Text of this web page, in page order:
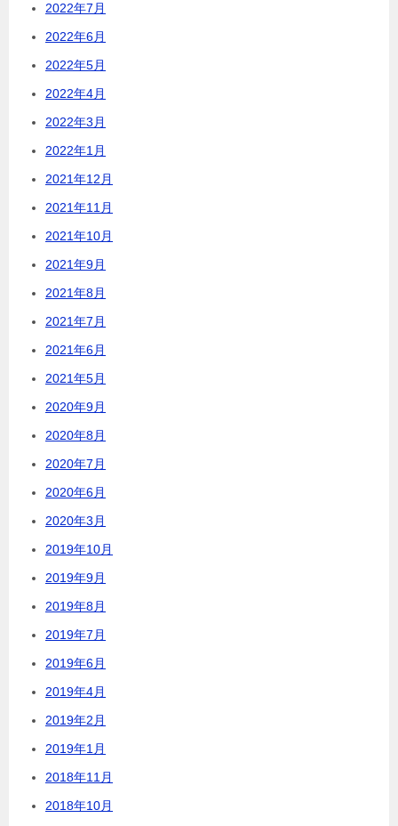
2022年7月
2022年6月
2022年5月
2022年4月
2022年3月
2022年1月
2021年12月
2021年11月
2021年10月
2021年9月
2021年8月
2021年7月
2021年6月
2021年5月
2020年9月
2020年8月
2020年7月
2020年6月
2020年3月
2019年10月
2019年9月
2019年8月
2019年7月
2019年6月
2019年4月
2019年2月
2019年1月
2018年11月
2018年10月